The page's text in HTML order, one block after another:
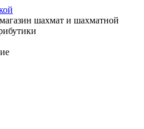
шахмат и шахматной